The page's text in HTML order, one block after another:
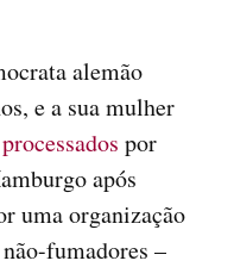
alemão
e a sua mulher
por
após
uma organização
fumadores –